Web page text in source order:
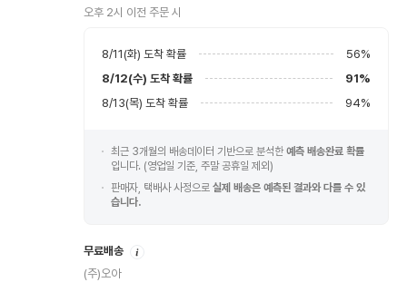
오후 2시 이전 주문 시
8/11(화) 도착 확률 56%
8/12(수) 도착 확률 91%
8/13(목) 도착 확률 94%
최근 3개월의 배송데이터 기반으로 분석한 예측 배송완료 확률
입니다. (영업일 기준, 주말 공휴일 제외)
판매자, 택배사 사정으로 실제 배송은 예측된 결과와 다를 수 있
습니다.
무료배송
(주)오아